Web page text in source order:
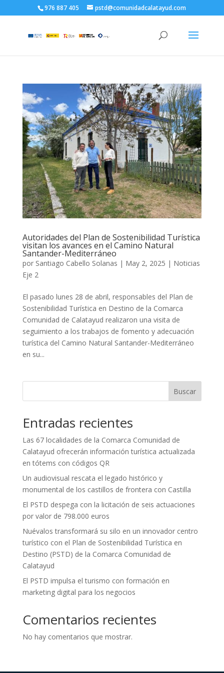
976 887 405 pstd@comunidadcalatayud.com
Autoridades del Plan de Sostenibilidad Turística
visitan los avances en el Camino Natural
Santander-Mediterráneo
por Santiago Cabello Solanas | May 2, 2025 | Noticias
Eje 2
El pasado lunes 28 de abril, responsables del Plan de
Sostenibilidad Turística en Destino de la Comarca
Comunidad de Calatayud realizaron una visita de
seguimiento a los trabajos de fomento y adecuación
turística del Camino Natural Santander-Mediterráneo
en su...
Buscar
Entradas recientes
Las 67 localidades de la Comarca Comunidad de
Calatayud ofrecerán información turística actualizada
en tótems con códigos QR
Un audiovisual rescata el legado histórico y
monumental de los castillos de frontera con Castilla
El PSTD despega con la licitación de seis actuaciones
por valor de 798.000 euros
Nuévalos transformará su silo en un innovador centro
turístico con el Plan de Sostenibilidad Turística en
Destino (PSTD) de la Comarca Comunidad de
Calatayud
El PSTD impulsa el turismo con formación en
marketing digital para los negocios
Comentarios recientes
No hay comentarios que mostrar.